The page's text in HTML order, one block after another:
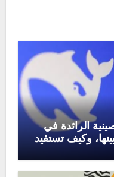
الرائدة في
وكيف تستفيد